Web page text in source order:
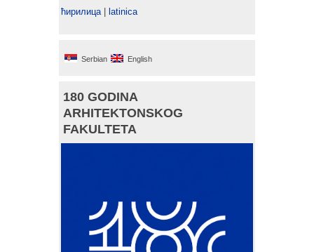
ћирилица | latinica
Serbian English
180 GODINA
ARHITEKTONSKOG
FAKULTETA